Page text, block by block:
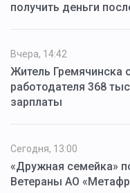
получить деньги
Вчера, 14:42
Житель Гремячинска
работодателя 368
зарплаты
Сегодня, 13:00
«Дружная семейка»
Ветераны АО